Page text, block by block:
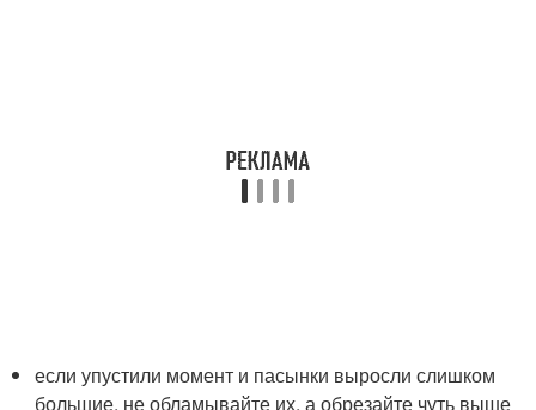
если упустили момент и пасынки выросли слишком
большие, не обламывайте их, а обрезайте чуть выше